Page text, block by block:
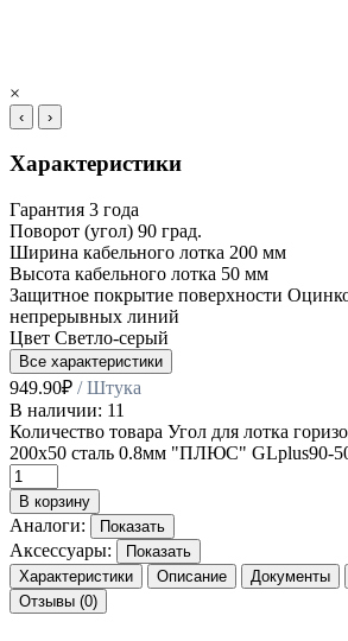
×
‹ ›
Характеристики
Гарантия 3 года
Поворот (угол) 90 град.
Ширина кабельного лотка 200 мм
Высота кабельного лотка 50 мм
Защитное покрытие поверхности
непрерывных линий
Цвет Светло-серый
Все характеристики
949.90₽ / Штука
В наличии: 11
Количество товара Угол для лотка
200х50 сталь 0.8мм "ПЛЮС" GLplus90-
В корзину
Аналоги: Показать
Аксессуары:
Показать
Характеристики
Описание Документы
Отзывы (0)